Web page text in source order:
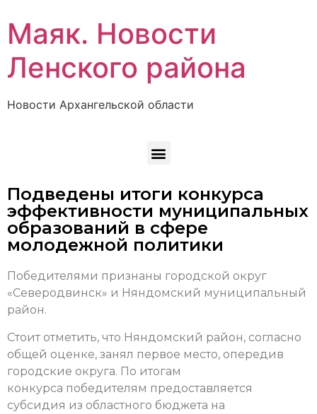
Маяк. Новости
Ленского района
Новости Архангельской области
Подведены итоги конкурса
эффективности муниципальных
образований в сфере
молодежной политики
Победителями признаны городской округ
«Северодвинск» и Няндомский муниципальный
район.
Стоит отметить, что Няндомский район, согласно
общей оценке, занял первое место, опередив
городские округа. По итогам
конкурса победителям предоставляется
субсидия из областного бюджета на